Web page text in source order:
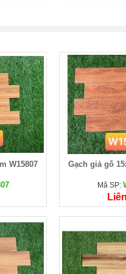
W15807 Gạch giả gỗ
Mã SP: